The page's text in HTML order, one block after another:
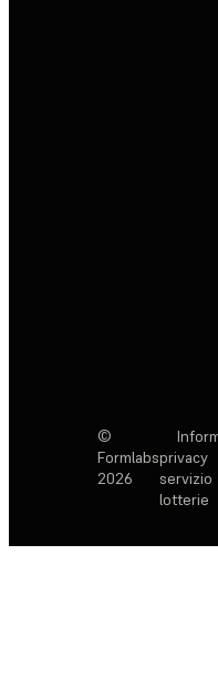
©
Formlabs
2026
privacy
servizio
lotterie